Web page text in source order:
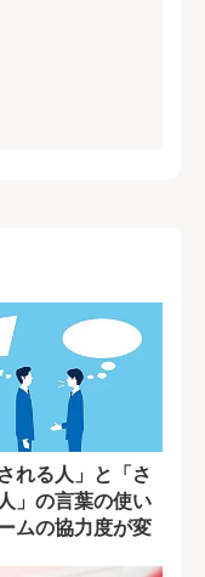
れる人」と「さ
」の言葉の使い
ムの協力度が変